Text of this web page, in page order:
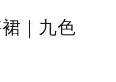
｜九色